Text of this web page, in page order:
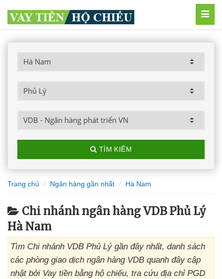
TÌM KIẾM
Trang chủ Ngân hàng gần nhất Hà Nam
Chi nhánh ngân hàng VDB Phủ Lý
Hà Nam
Tìm Chi nhánh VDB Phủ Lý gần đây nhất, danh sách
các phòng giao dịch ngân hàng VDB quanh đây cập
nhật bởi Vay tiền bằng hộ chiếu, tra cứu địa chỉ PGD